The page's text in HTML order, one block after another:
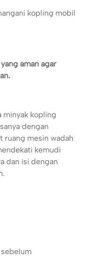
kopling mobil
aman agar
minyak kopling
dengan
ruang mesin wadah
kemudi
dan isi dengan